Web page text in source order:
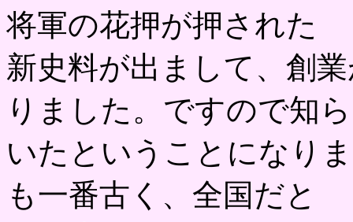
将軍の花押が押された
新史料が出まして、創
りました。ですので知
いたということになり
も一番古く、全国だと